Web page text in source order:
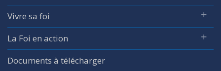
Vivre sa foi
La Foi en action
Documents à télécharger